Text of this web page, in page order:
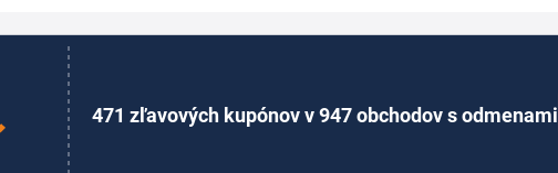
471 zľavových kupónov v 947 obchodov s odmenami